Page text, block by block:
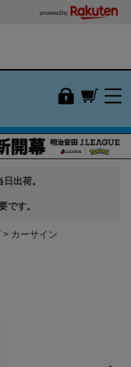
powered by
出荷。
です。
カーサイン